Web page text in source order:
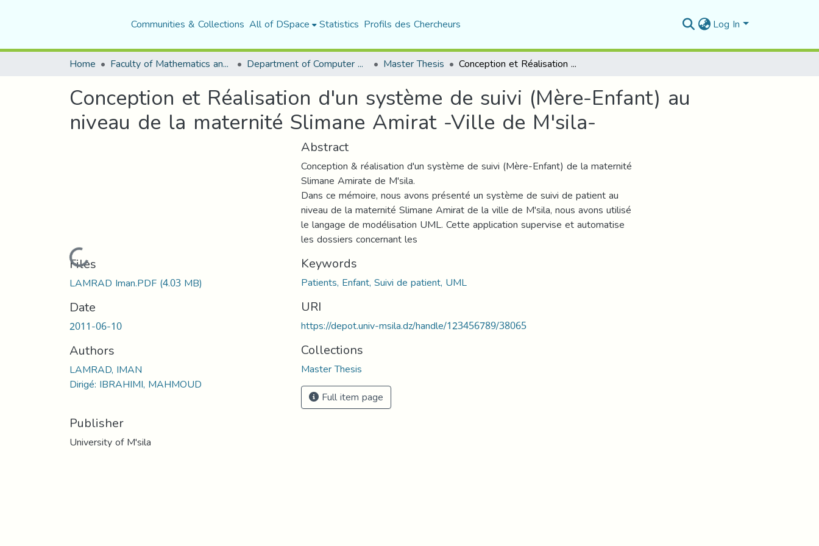
Communities & Collections All of DSpace Statistics Profils des Chercheurs Log In
Home Faculty of Mathematics and Computer Science Department of Computer Science Master Thesis Conception et Réalisation d'un système de suivi (Mère-Enfant) au niveau de la maternité Slimane Amirat -Ville de M'sila-
Conception et Réalisation d'un système de suivi (Mère-Enfant) au
niveau de la maternité Slimane Amirat -Ville de M'sila-
Loading...
Files
LAMRAD Iman.PDF(4.03 MB)
Date
2011-06-10
Authors
LAMRAD, IMAN
Dirigé: IBRAHIMI, MAHMOUD
Publisher
University of M'sila
Abstract
Conception & réalisation d'un système de suivi (Mère-Enfant) de la maternité
Slimane Amirate de M'sila.
Dans ce mémoire, nous avons présenté un système de suivi de patient au
niveau de la maternité Slimane Amirat de la ville de M'sila, nous avons utilisé
le langage de modélisation UML. Cette application supervise et automatise
les dossiers concernant les
Keywords
Patients, Enfant, Suivi de patient, UML
URI
https://depot.univ-msila.dz/handle/123456789/38065
Collections
Master Thesis
Full item page